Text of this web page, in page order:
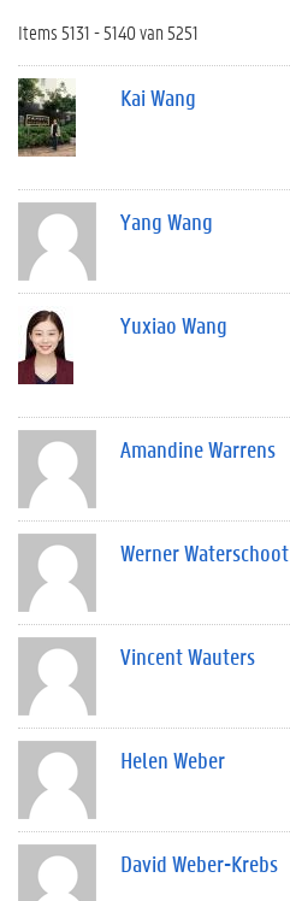
Items 5131 - 5140 van 5251
Kai Wang
Yang Wang
Yuxiao Wang
Amandine Warrens
Werner Waterschoot
Vincent Wauters
Helen Weber
David Weber-Krebs